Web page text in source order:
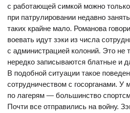
с работающей симкой можно
при патрулировании недавно
таких крайне мало. Романова
воевать идут зэки из числа
с администрацией колоний. Это не
нередко записываются блатные и
В подобной ситуации такое
сотрудничеством с госорганами. У
по лагерям — большинство
Почти все отправились на войну.